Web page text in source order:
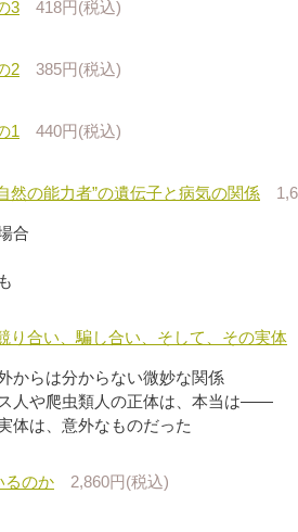
3 418円(税込)
2 385円(税込)
1 440円(税込)
然の能力者”の遺伝子と病気の関係
合
り合い、騙し合い、そして、その実体
からは分からない微妙な関係
人や爬虫類人の正体は、本当は――
体は、意外なものだった
るのか 2,860円(税込)